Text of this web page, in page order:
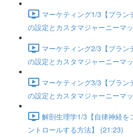
マーケティング1/3【ブラン
の設定とカスタマジャーニーマ
マーケティング2/3【ブラン
の設定とカスタマジャーニーマ
マーケティング3/3【ブラン
の設定とカスタマジャーニーマ
解剖生理学1/3【自律神経を
ントロールする方法】 (21:23)